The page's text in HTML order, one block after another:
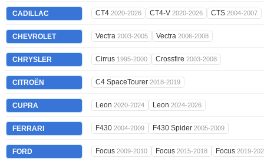
CADILLAC CT4 2020-2026 CT4-V 2020-2026 CTS 2004-2007
CHEVROLET Vectra 2003-2005 Vectra 2006-2008
CHRYSLER Cirrus 1995-2000 Crossfire 2003-2008
CITROËN C4 SpaceTourer 2018-2019
CUPRA Leon 2020-2024 Leon 2024-2026
FERRARI F430 2004-2009 F430 Spider 2005-2009
FORD Focus 2009-2010 Focus 2015-2018 Focus 2019-